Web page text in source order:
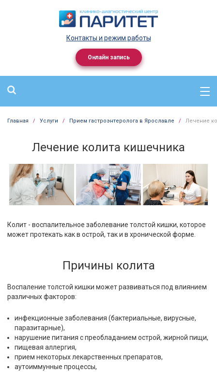
Контакты и режим работы
Онлайн запись
Главная / Услуги / Прием гастроэнтеролога в Ярославле / Лечение
Лечение колита кишечника
Колит - воспалительное заболевание толстой кишки, которое
может протекать как в острой, так и в хронической форме.
Причины колита
Воспаление толстой кишки может развиваться под влиянием
различных факторов:
инфекционные заболевания (бактериальные, вирусные,
паразитарные),
нарушение питания с преобладанием острой, жирной пищи,
пищевая аллергия,
прием некоторых лекарственных препаратов,
аутоиммунные процессы,